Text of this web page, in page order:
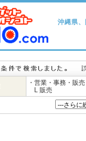
沖縄県
・営業・事務・販
L 販売